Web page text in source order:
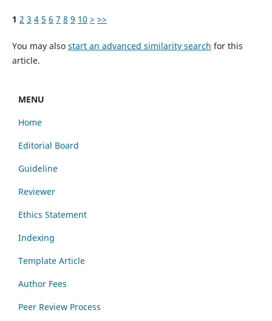
1 2 3 4 5 6 7 8 9 10 > >>
You may also start an advanced similarity search for this
article.
MENU
Home
Editorial Board
Guideline
Reviewer
Ethics Statement
Indexing
Template Article
Author Fees
Peer Review Process